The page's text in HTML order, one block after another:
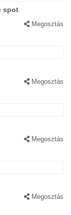
spot
Megosztás
Megosztás
Megosztás
Megosztás